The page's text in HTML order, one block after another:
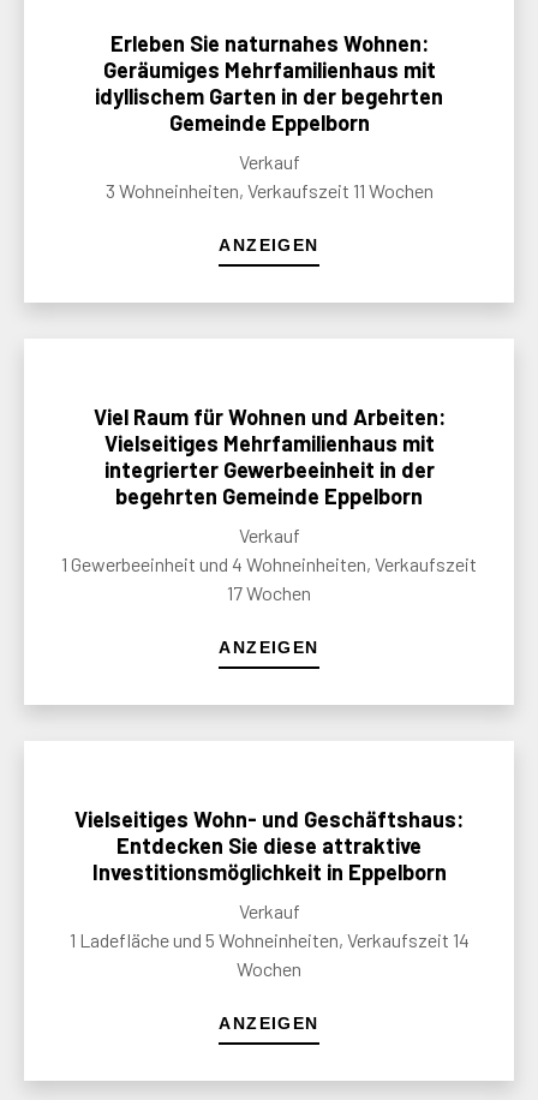
Erleben Sie naturnahes Wohnen:
Geräumiges Mehrfamilienhaus mit
idyllischem Garten in der begehrten
Gemeinde Eppelborn
Verkauf
3 Wohneinheiten, Verkaufszeit 11 Wochen
ANZEIGEN
Viel Raum für Wohnen und Arbeiten:
Vielseitiges Mehrfamilienhaus mit
integrierter Gewerbeeinheit in der
begehrten Gemeinde Eppelborn
Verkauf
1 Gewerbeeinheit und 4 Wohneinheiten, Verkaufszeit
17 Wochen
ANZEIGEN
Vielseitiges Wohn- und Geschäftshaus:
Entdecken Sie diese attraktive
Investitionsmöglichkeit in Eppelborn
Verkauf
1 Ladefläche und 5 Wohneinheiten, Verkaufszeit 14
Wochen
ANZEIGEN